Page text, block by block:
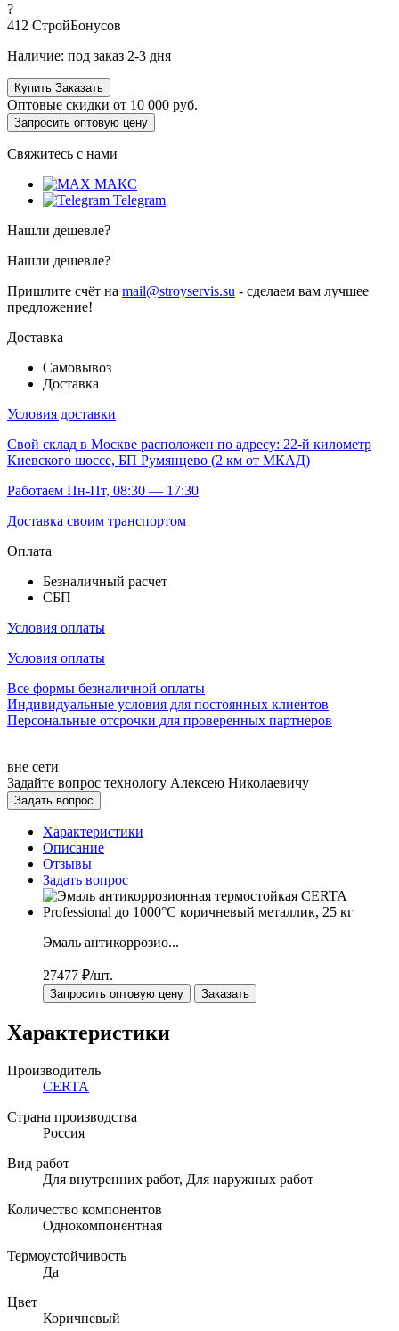
?
412 СтройБонусов
Наличие: под заказ 2-3 дня
Купить Заказать
Оптовые скидки от 10 000 руб.
Запросить оптовую цену
Свяжитесь с нами
МАКС
Telegram
Нашли дешевле?
Нашли дешевле?
Пришлите счёт на mail@stroyservis.su - сделаем вам лучшее
предложение!
Доставка
Самовывоз
Доставка
Условия доставки
Свой склад в Москве расположен по адресу: 22-й километр
Киевского шоссе, БП Румянцево (2 км от МКАД)
Работаем Пн-Пт, 08:30 — 17:30
Доставка своим транспортом
Оплата
Безналичный расчет
СБП
Условия оплаты
Условия оплаты
Все формы безналичной оплаты
Индивидуальные условия для постоянных клиентов
Персональные отсрочки для проверенных партнеров
вне сети
Задайте вопрос технологу Алексею Николаевичу
Задать вопрос
Характеристики
Описание
Отзывы
Задать вопрос
Эмаль антикоррозио...
27477 ₽/шт.
Запросить оптовую цену Заказать
Характеристики
Производитель
CERTA
Страна производства
Россия
Вид работ
Для внутренних работ, Для наружных работ
Количество компонентов
Однокомпонентная
Термоустойчивость
Да
Цвет
Коричневый